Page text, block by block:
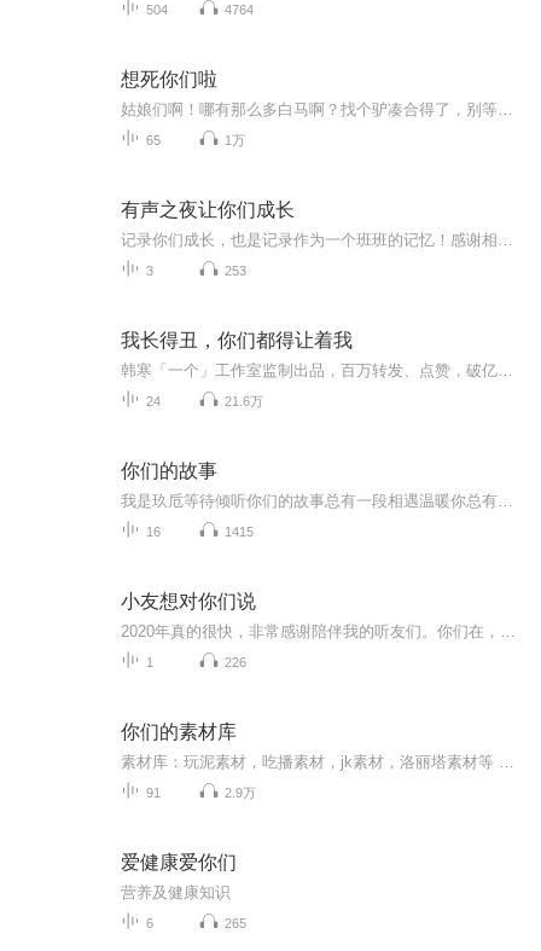
504 4764
想死你们啦
65 1万
有声之夜让你们成长
3 253
我长得丑，你们都得让着我
24 21.6万
你们的故事
16 1415
小友想对你们说
1 226
你们的素材库
91 2.9万
爱健康爱你们
营养及健康知识
6 265